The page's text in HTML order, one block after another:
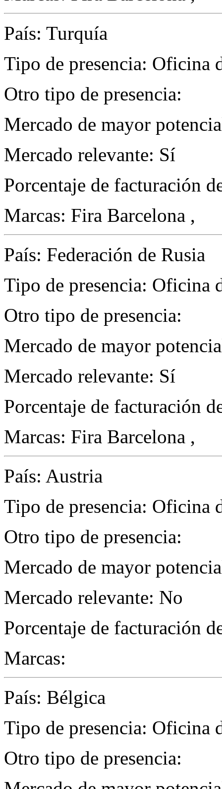
País: Turquía
Tipo de presencia: Oficina
Otro tipo de presencia:
Mercado de mayor
Mercado relevante: Sí
Porcentaje de facturación
Marcas: Fira Barcelona ,
País: Federación de Rusia
Tipo de presencia: Oficina
Otro tipo de presencia:
Mercado de mayor
Mercado relevante: Sí
Porcentaje de facturación
Marcas: Fira Barcelona ,
País: Austria
Tipo de presencia: Oficina
Otro tipo de presencia:
Mercado de mayor
Mercado relevante: No
Porcentaje de facturación
Marcas:
País: Bélgica
Tipo de presencia: Oficina
Otro tipo de presencia: